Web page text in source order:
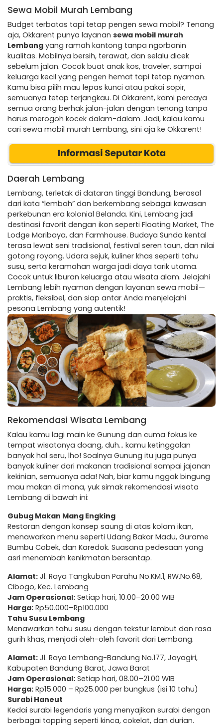
Sewa Mobil Murah Lembang
Budget terbatas tapi tetap pengen sewa mobil? Tenang
aja, Okkarent punya layanan sewa mobil murah
Lembang yang ramah kantong tanpa ngorbanin
kualitas. Mobilnya bersih, terawat, dan selalu dicek
sebelum jalan. Cocok buat anak kos, traveler, sampai
keluarga kecil yang pengen hemat tapi tetap nyaman.
Kamu bisa pilih mau lepas kunci atau pakai sopir,
semuanya tetap terjangkau. Di Okkarent, kami percaya
semua orang berhak jalan-jalan dengan tenang tanpa
harus merogoh kocek dalam-dalam. Jadi, kalau kamu
cari sewa mobil murah Lembang, sini aja ke Okkarent!
Daerah Lembang
Lembang, terletak di dataran tinggi Bandung, berasal
dari kata “lembah” dan berkembang sebagai kawasan
perkebunan era kolonial Belanda. Kini, Lembang jadi
destinasi favorit dengan ikon seperti Floating Market, The
Lodge Maribaya, dan Farmhouse. Budaya Sunda kental
terasa lewat seni tradisional, festival seren taun, dan nilai
gotong royong. Udara sejuk, kuliner khas seperti tahu
susu, serta keramahan warga jadi daya tarik utama.
Cocok untuk liburan keluarga atau wisata alam. Jelajahi
Lembang lebih nyaman dengan layanan sewa mobil—
praktis, fleksibel, dan siap antar Anda menjelajahi
pesona Lembang yang autentik!
Rekomendasi Wisata Lembang
Kalau kamu lagi main ke Gunung dan cuma fokus ke
tempat wisatanya doang, duh… kamu ketinggalan
banyak hal seru, lho! Soalnya Gunung itu juga punya
banyak kuliner dari makanan tradisional sampai jajanan
kekinian, semuanya ada! Nah, biar kamu nggak bingung
mau makan di mana, yuk simak rekomendasi wisata
Lembang di bawah ini:
Gubug Makan Mang Engking
Restoran dengan konsep saung di atas kolam ikan,
menawarkan menu seperti Udang Bakar Madu, Gurame
Bumbu Cobek, dan Karedok. Suasana pedesaan yang
asri menambah kenikmatan bersantap.
Alamat: Jl. Raya Tangkuban Parahu No.KM.1, RW.No.68,
Cibogo, Kec. Lembang
Jam Operasional: Setiap hari, 10.00–20.00 WIB
Harga: Rp50.000–Rp100.000
Tahu Susu Lembang
Menawarkan tahu susu dengan tekstur lembut dan rasa
gurih khas, menjadi oleh-oleh favorit dari Lembang.
Alamat: Jl. Raya Lembang-Bandung No.177, Jayagiri,
Kabupaten Bandung Barat, Jawa Barat
Jam Operasional: Setiap hari, 08.00–21.00 WIB
Harga: Rp15.000 – Rp25.000 per bungkus (isi 10 tahu)
Surabi Haneut
Kedai surabi legendaris yang menyajikan surabi dengan
berbagai topping seperti kinca, cokelat, dan durian.